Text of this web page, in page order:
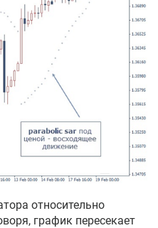
относительно
график пересекает